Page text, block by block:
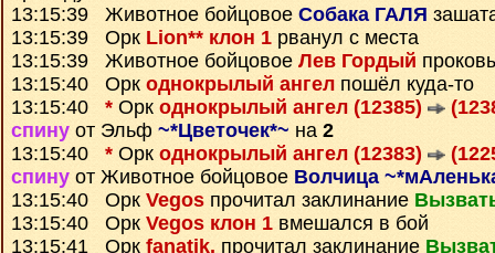
13:15:39 Животное бойцовое Собака ГАЛЯ
13:15:39 Орк Lion** клон 1 рванул с места
13:15:39 Животное бойцовое Лев Гордый
13:15:40 Орк однокрылый ангел пошёл куда-то
13:15:40 * Орк однокрылый ангел (12385)
спину от Эльф ~*Цветочек*~ на 2
13:15:40 * Орк однокрылый ангел (12383)
спину от Животное бойцовое Волчица
13:15:40 Орк Vegos прочитал заклинание
13:15:40 Орк Vegos клон 1 вмешался в бой
13:15:41 Орк fanatik. прочитал заклинание